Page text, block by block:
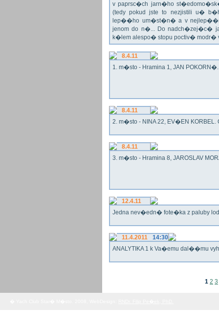
v paprsc�ch jarn�ho
(tedy pokud jste to nezjistili u�
lep��ho um�st�n� a v
jenom do n�... Do nadch�zej�c�
k�lem alespo� stopu poctiv�
8.4.11
1. m�sto - Hramina 1, JAN
8.4.11
2. m�sto - NINA 22, EV�EN KORBEL.
8.4.11
3. m�sto - Hramina 8, JAROSLAV
12.4.11
Jedna nev�edn� fote�ka z paluby
11.4.2011
14:30
ANALYTIKA 1 k Va�emu dal��mu
1 2 3